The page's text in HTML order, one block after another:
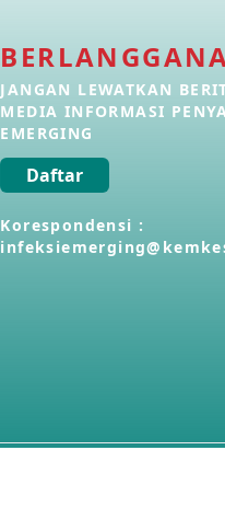
Penyakit
Informasi
JANGAN LEWATKAN
MEDIA INFORMASI
EMERGING
Daftar
Korespondensi :